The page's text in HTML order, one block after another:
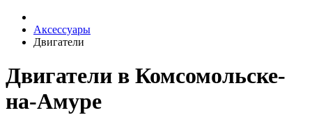
Аксессуары
Двигатели
Двигатели в Комсомольске-
на-Амуре